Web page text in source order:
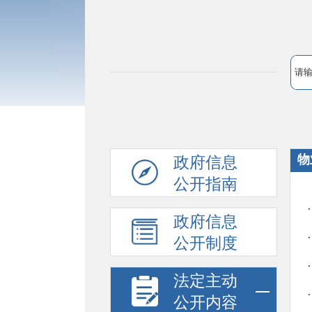
政府信息
公开指南
政府信息
公开制度
法定主动
公开内容